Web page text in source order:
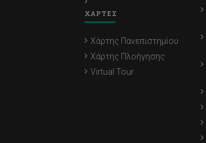
ΧΑΡΤΕΣ
Χάρτης Πανεπιστημίου
Χάρτης Πλοήγησης
Virtual Tour